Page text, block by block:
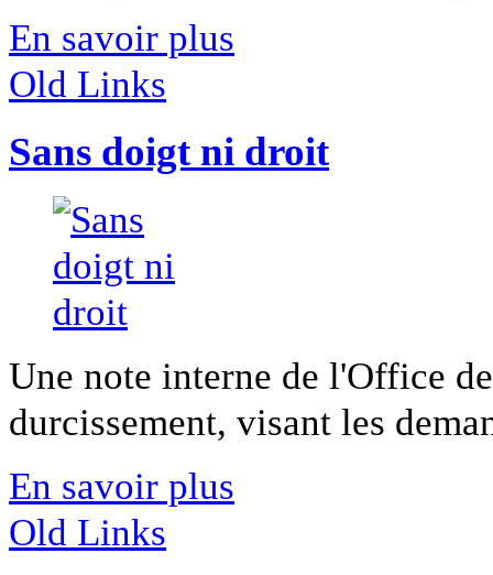
En savoir plus
Old Links
Sans doigt ni droit
Une note interne de l'Office
durcissement, visant les
En savoir plus
Old Links